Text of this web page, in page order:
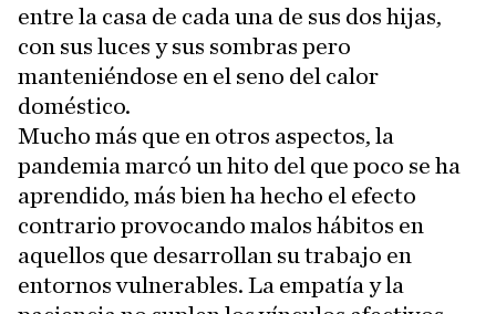
entre la casa de cada una de sus dos hijas,
con sus luces y sus sombras pero
manteniéndose en el seno del calor
doméstico.
Mucho más que en otros aspectos, la
pandemia marcó un hito del que poco se ha
aprendido, más bien ha hecho el efecto
contrario provocando malos hábitos en
aquellos que desarrollan su trabajo en
entornos vulnerables. La empatía y la